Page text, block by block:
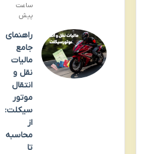
ساعت
پیش
راهنمای
جامع
مالیات
نقل و
انتقال
موتور
سیکلت:
از
محاسبه
تا